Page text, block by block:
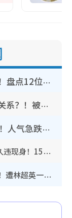
《爱·回家》隐形富豪卧虎藏龙！盘点12位财气逼人的有钱艺人：这位美女3亿身家不愁做
叶泓文拍拖一周年亲口否认情侣关系？！被质疑感情造假竟称GM“普通同事”
30岁男艺人低调宣布已秘密离巢！人气急跌变失踪人口：“这几年过得并不容易”
《爱·回家》童星Philip仔暂别幕前久违现身！15岁近况暴风成长长高变帅气少年
TVB新闻主播陈嘉欣镜头前罕见失守！遭林超英一句话突袭吓坏当场大笑